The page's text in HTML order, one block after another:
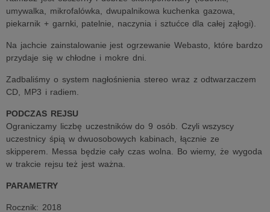
umywalka, mikrofalówka, dwupalnikowa kuchenka gazowa,
piekarnik + garnki, patelnie, naczynia i sztućce dla całej ząłogi).
Na jachcie zainstalowanie jest ogrzewanie Webasto, które bardzo
przydaje się w chłodne i mokre dni.
Zadbaliśmy o system nagłośnienia stereo wraz z odtwarzaczem
CD, MP3 i radiem.
PODCZAS REJSU
Ograniczamy liczbę uczestników do 9 osób. Czyli wszyscy
uczestnicy śpią w dwuosobowych kabinach, łącznie ze
skipperem. Messa będzie cały czas wolna. Bo wiemy, że wygoda
w trakcie rejsu też jest ważna.
PARAMETRY
Rocznik: 2018